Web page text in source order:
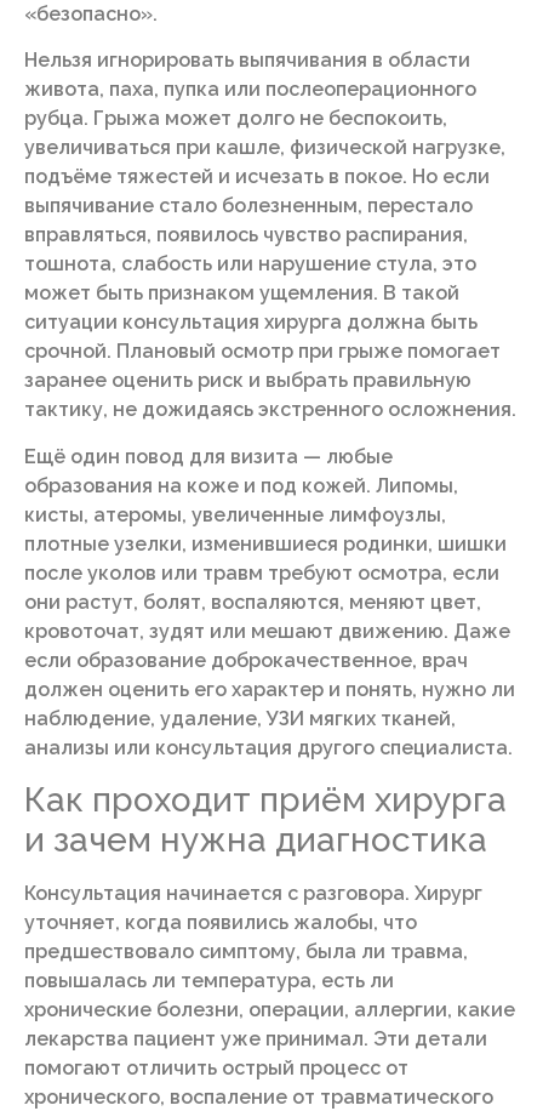
«безопасно».
Нельзя игнорировать выпячивания в области
живота, паха, пупка или послеоперационного
рубца. Грыжа может долго не беспокоить,
увеличиваться при кашле, физической нагрузке,
подъёме тяжестей и исчезать в покое. Но если
выпячивание стало болезненным, перестало
вправляться, появилось чувство распирания,
тошнота, слабость или нарушение стула, это
может быть признаком ущемления. В такой
ситуации консультация хирурга должна быть
срочной. Плановый осмотр при грыже помогает
заранее оценить риск и выбрать правильную
тактику, не дожидаясь экстренного осложнения.
Ещё один повод для визита — любые
образования на коже и под кожей. Липомы,
кисты, атеромы, увеличенные лимфоузлы,
плотные узелки, изменившиеся родинки, шишки
после уколов или травм требуют осмотра, если
они растут, болят, воспаляются, меняют цвет,
кровоточат, зудят или мешают движению. Даже
если образование доброкачественное, врач
должен оценить его характер и понять, нужно ли
наблюдение, удаление, УЗИ мягких тканей,
анализы или консультация другого специалиста.
Как проходит приём хирурга
и зачем нужна диагностика
Консультация начинается с разговора. Хирург
уточняет, когда появились жалобы, что
предшествовало симптому, была ли травма,
повышалась ли температура, есть ли
хронические болезни, операции, аллергии, какие
лекарства пациент уже принимал. Эти детали
помогают отличить острый процесс от
хронического, воспаление от травматического